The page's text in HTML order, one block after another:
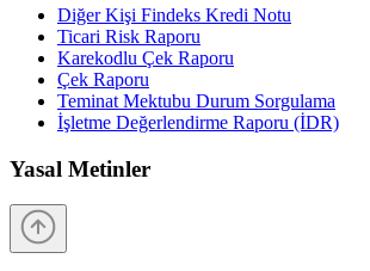
Diğer Kişi Findeks Kredi Notu
Ticari Risk Raporu
Karekodlu Çek Raporu
Çek Raporu
Teminat Mektubu Durum Sorgulama
İşletme Değerlendirme Raporu (İDR)
Yasal Metinler